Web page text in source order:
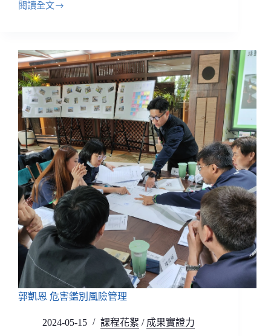
閱讀全文
郭凱恩 危害鑑別風險管理
2024-05-15 課程花絮 / 成果實證力